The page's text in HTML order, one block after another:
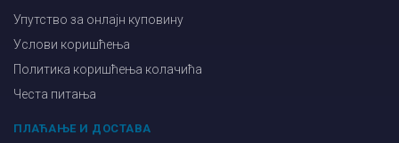
Упутство за онлајн куповину
Услови коришћења
Политика коришћења колачића
Честа питања
ПЛАЋАЊЕ И ДОСТАВА